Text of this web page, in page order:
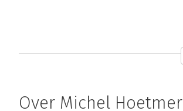
Over Michel Hoetmer